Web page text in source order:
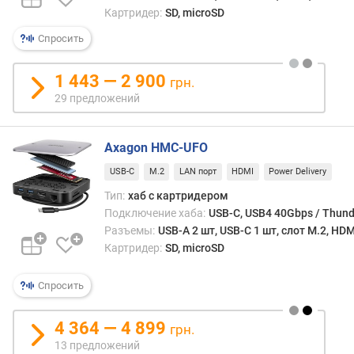
г
и
х
к
д
е
ш
е
в
ы
м
п
о
т
з
ы
в
Спросить
Картридер: SD, microSD
1 443 — 2 900 грн.
29 предложений
Спросить
Axagon HMC-UFO
USB-C M.2 LAN порт HDMI Power Delivery
Тип: хаб с картридером
Подключение хаба: USB-C, USB4 40Gbps /
Разъемы: USB-A 2 шт, USB-C 1 шт, слот M.2,
Картридер: SD, microSD
4 364 — 4 899 грн.
13 предложений